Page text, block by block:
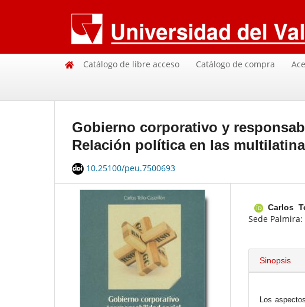
Catálogo de libre acceso Catálogo de compra
Gobierno corporativo y
Relación política en las
10.25100/peu.7500693
Carlos
Sede Palmira:
Sinopsis
Los